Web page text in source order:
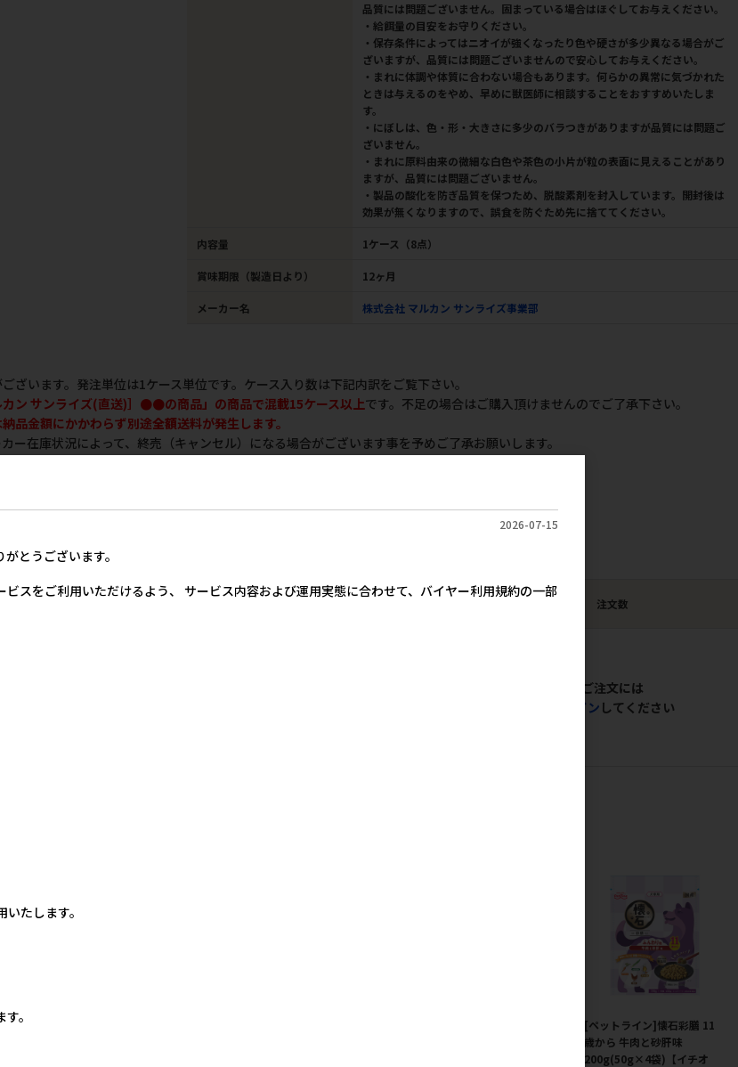
品質には問題ございません。固まっている場合はほぐしてお与えください。
・給餌量の目安をお守りください。
・保存条件によってはニオイが強くなったり色や硬さが多少異なる場合がご
ざいますが、品質には問題ございませんので安心してお与えください。
・まれに体調や体質に合わない場合もあります。何らかの異常に気づかれた
ときは与えるのをやめ、早めに獣医師に相談することをおすすめいたしま
す。
・にぼしは、色・形・大きさに多少のバラつきがありますが品質には問題ご
ざいません。
・まれに原料由来の微細な白色や茶色の小片が粒の表面に見えることがあり
ますが、品質には問題ございません。
・製品の酸化を防ぎ品質を保つため、脱酸素剤を封入しています。開封後は
効果が無くなりますので、誤食を防ぐため先に捨ててください。
内容量 1ケース（8点）
賞味期限（製造日より） 12ヶ月
メーカー名 株式会社 マルカン サンライズ事業部
ざいます。発注単位は1ケース単位です。ケース入り数は下記内訳をご覧下さい。
カン サンライズ(直送)］●●の商品」の商品で混載15ケース以上です。不足の場合はご購入頂けませんのでご了承下さい。
品金額にかかわらず別途全額送料が発生します。
ー在庫状況によって、終売（キャンセル）になる場合がございます事を予めご了承お願いします。
カード】のバイヤー様のみご注文いただけます。
販売価格
注文数
ご注文には
ログイン してください
ダードドライ･半生 小袋･箱1kg未満の人気商品
マンハヤシ]まいにち
[ペットライン]懐石彩膳 11
歳から 牛肉と砂肝味
200g(50g×4袋)【イチオ
2026-07-15
とうございます。
スをご利用いただけるよう、 サービス内容および運用実態に合わせて、バイヤー利用規約の一部
たします。
。